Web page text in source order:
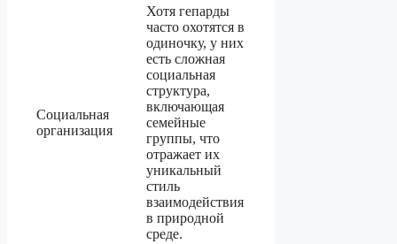
Социальная
организация
Хотя гепарды
часто охотятся в
одиночку, у них
есть сложная
социальная
структура,
включающая
семейные
группы, что
отражает их
уникальный
стиль
взаимодействия
в природной
среде.